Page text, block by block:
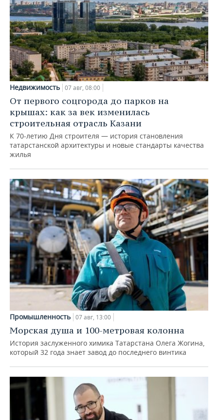
Недвижимость 07 авг, 08:00
От первого соцгорода до парков на
крышах: как за век изменилась
строительная отрасль Казани
К 70-летию Дня строителя — история становления
татарстанской архитектуры и новые стандарты качества
жилья
Промышленность 07 авг, 13:00
Морская душа и 100-метровая колонна
История заслуженного химика Татарстана Олега Жогина,
который 32 года знает завод до последнего винтика